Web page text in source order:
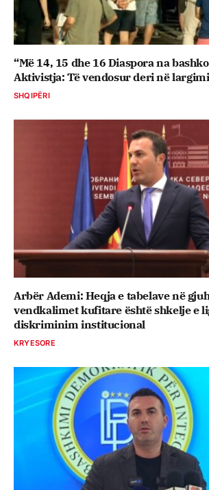
“Më 14, 15 dhe 16 Diaspora na
Aktivistja: Të vendosur deri në
SHQIPËRI
Arbër Ademi: Heqja e tabelave në
vendkalimet kufitare është shkelje e
diskriminim institucional
KRYESORE